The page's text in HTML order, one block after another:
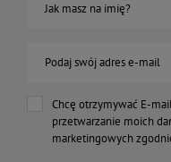
Jak masz na imię?
Podaj swój adres e-mail
Chcę otrzymywać E-
przetwarzanie moich
marketingowych